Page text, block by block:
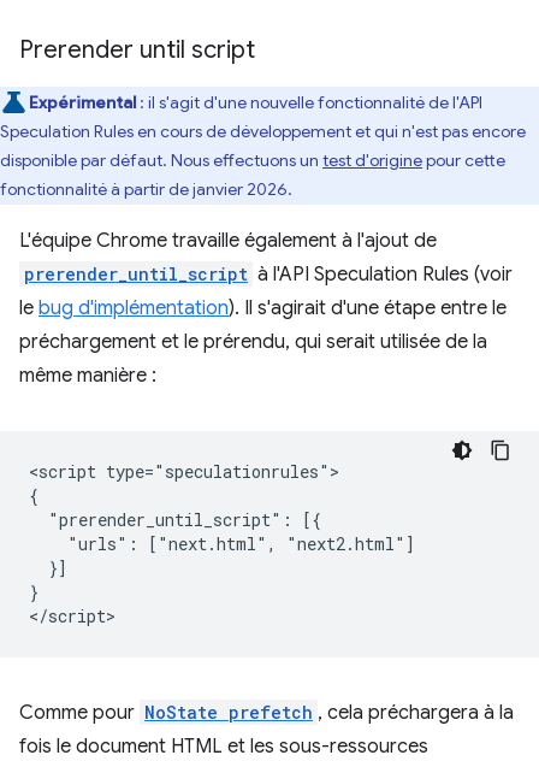
Prerender until script
Expérimental : il s'agit d'une nouvelle fonctionnalité de l'API
Speculation Rules en cours de développement et qui n'est pas encore
disponible par défaut. Nous effectuons un test d'originepour cette
fonctionnalité à partir de janvier 2026.
L'équipe Chrome travaille également à l'ajout de
prerender_until_script à l'API Speculation Rules (voir
le bug d'implémentation). Il s'agirait d'une étape entre le
préchargement et le prérendu, qui serait utilisée de la
même manière :
<script type="speculationrules">
{
  "prerender_until_script": [{
    "urls": ["next.html", "next2.html"]
  }]
}
Comme pour NoState prefetch , cela préchargera à la
fois le document HTML et les sous-ressources